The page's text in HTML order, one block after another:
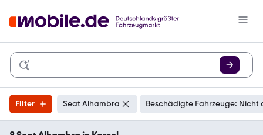
Filter Seat Alhambra Beschädigte Fahrzeuge: Nicht